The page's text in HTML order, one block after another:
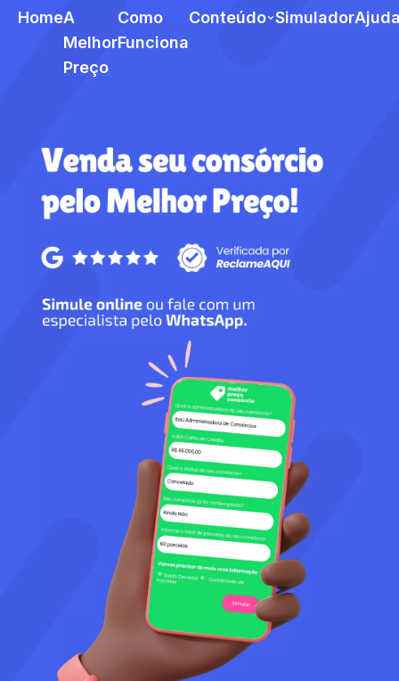
HomeA
Melhor
Preço
Como
Funciona
Conteúdo Simulador